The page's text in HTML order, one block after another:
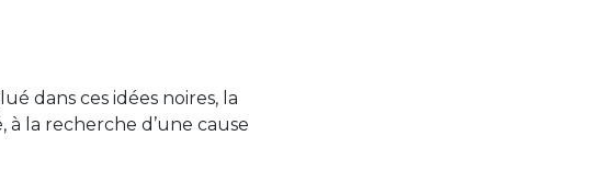
dans ces idées noires, la
la recherche d’une cause